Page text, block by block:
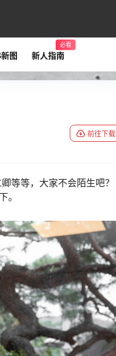
图 新人指南
必看
前往下载
等等，大家不会陌生吧？
。